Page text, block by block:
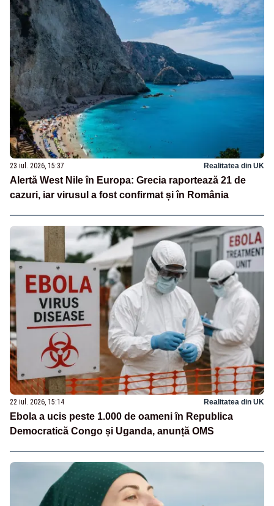
23 iul. 2026, 15:37 Realitatea din UK
Alertă West Nile în Europa: Grecia raportează 21 de
cazuri, iar virusul a fost confirmat și în România
22 iul. 2026, 15:14 Realitatea din UK
Ebola a ucis peste 1.000 de oameni în Republica
Democratică Congo și Uganda, anunță OMS